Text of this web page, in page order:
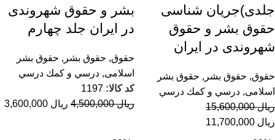
جلدی)جریان شناسی
حقوق بشر و حقوق
شهروندی در ایران
حقوق, حقوق بشر , حقوق بشر
اسلامی, درسي و كمك درسي
ریال15,600,000
ریال
بشر و حقوق شهروندی
در ایران جلد چهارم
حقوق, حقوق بشر , حقوق بشر
اسلامی, درسي و كمك درسي
کد کالا: 1197
ریال4,500,000 ریال